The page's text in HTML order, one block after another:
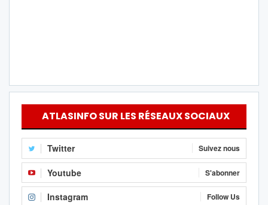
ATLASINFO SUR LES RÉSEAUX SOCIAUX
Twitter Suivez nous
Youtube S'abonner
Instagram Follow Us